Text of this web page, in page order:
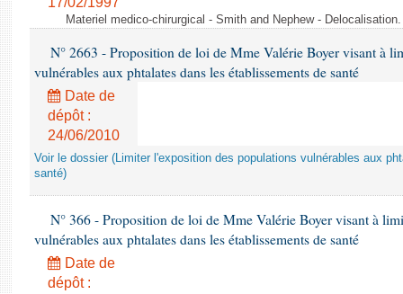
Materiel medico-chirurgical - Smith and Nephew -
N° 2663 - Proposition de loi de Mme Valérie Boyer visant à
vulnérables aux phtalates dans les établissements de santé
Date de
dépôt :
24/06/2010
Voir le dossier (Limiter l'exposition des populations vulnérables aux
santé)
N° 366 - Proposition de loi de Mme Valérie Boyer visant à
vulnérables aux phtalates dans les établissements de santé
Date de
dépôt :